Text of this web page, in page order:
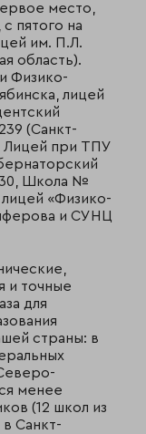
место,
пятого на
им. П.Л.
область).
Физико-
лицей
(Санкт-
Лицей при ТПУ
30, Школа №
«Физико-
и СУНЦ
и точные
для
страны: в
менее
(12 школ из
Санкт-